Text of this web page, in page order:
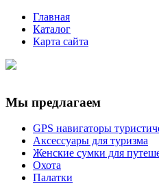
Главная
Каталог
Карта сайта
Мы предлагаем
GPS навигаторы
Аксессуары для туризма
Женские сумки для
Охота
Палатки